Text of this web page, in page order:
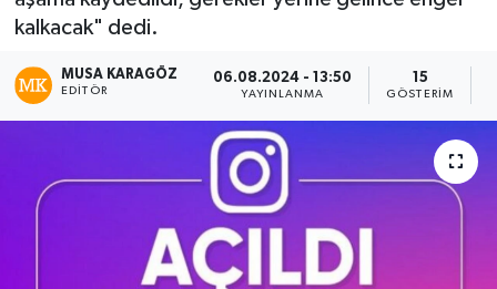
kalkacak" dedi.
MUSA KARAGÖZ
EDITÖR
06.08.2024 - 13:50
YAYINLANMA
15
GÖSTERIM
Haber Arşivi